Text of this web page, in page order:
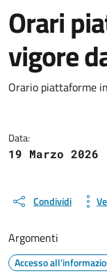
Orari
vigore
Dettagli
Orario piattaforme
Data:
19 Marzo 2026
Condividi
Argomenti
Accesso